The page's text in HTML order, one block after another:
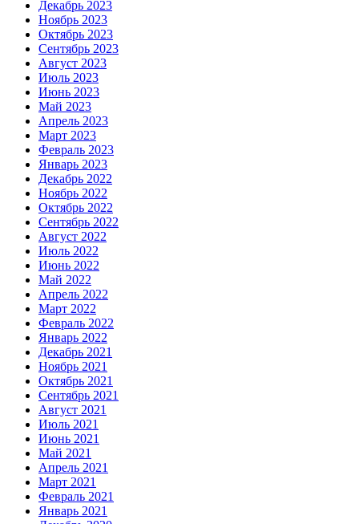
Декабрь 2023
Ноябрь 2023
Октябрь 2023
Сентябрь 2023
Август 2023
Июль 2023
Июнь 2023
Май 2023
Апрель 2023
Март 2023
Февраль 2023
Январь 2023
Декабрь 2022
Ноябрь 2022
Октябрь 2022
Сентябрь 2022
Август 2022
Июль 2022
Июнь 2022
Май 2022
Апрель 2022
Март 2022
Февраль 2022
Январь 2022
Декабрь 2021
Ноябрь 2021
Октябрь 2021
Сентябрь 2021
Август 2021
Июль 2021
Июнь 2021
Май 2021
Апрель 2021
Март 2021
Февраль 2021
Январь 2021